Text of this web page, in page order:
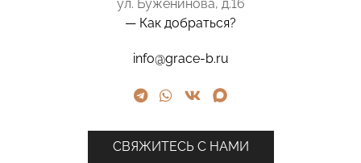
ул. Буженинова, д.16
— Как добраться?
info@grace-b.ru
СВЯЖИТЕСЬ С НАМИ